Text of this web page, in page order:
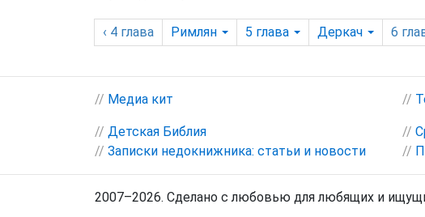
‹ 4 глава Римлян 5 глава Деркач 6
// Медиа кит //
// Детская Библия
// Записки недокнижника: статьи и новости
//
//
2007–2026. Сделано с любовью для любящих и